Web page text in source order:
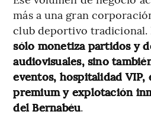
más a una gran
club deportivo tradicional.
sólo monetiza partidos y
audiovisuales, sino
eventos, hospitalidad VIP,
premium y explotación
del Bernabéu.